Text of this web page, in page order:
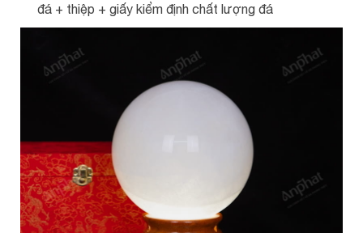
đá + thiệp + giấy kiểm định chất lượng đá